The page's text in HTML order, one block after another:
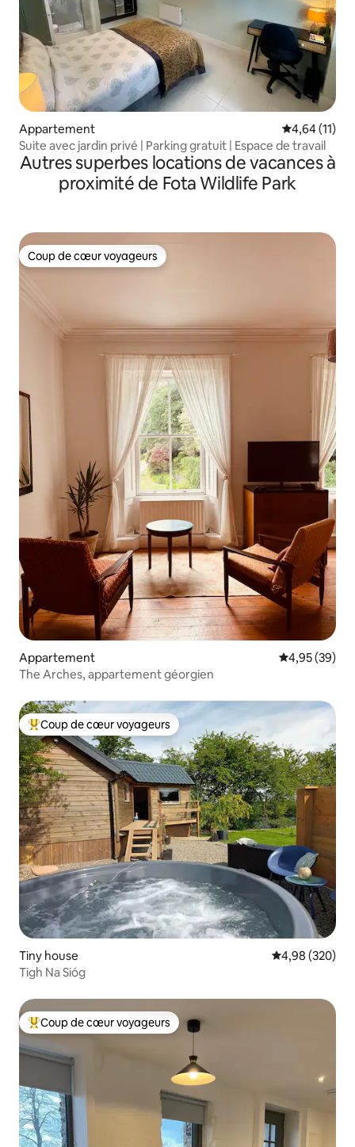
Appartement Évaluation
4,64 (11)
Suite avec jardin privé | Parking gratuit | Espace de travail
Autres superbes locations de vacances à
proximité de Fota Wildlife Park
Coup de cœur voyageurs
Coup de cœur voyageurs
Appartement Évaluation
4,95 (39)
The Arches, appartement géorgien
Coups de cœur voyageurs les plus appréciés
Coup de cœur voyageurs
Tiny house Évaluation
4,98 (320)
Tigh Na Sióg
Coups de cœur voyageurs les plus appréciés
Coup de cœur voyageurs